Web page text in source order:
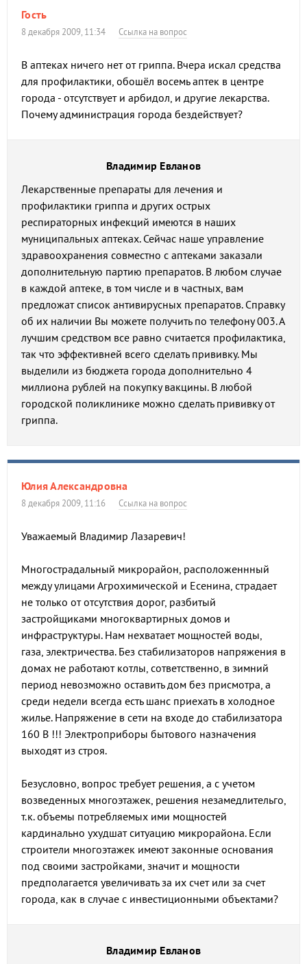
Гость
8 декабря 2009, 11:34 Ссылка на вопрос
В аптеках ничего нет от гриппа. Вчера искал средства
для профилактики, обошёл восемь аптек в центре
города - отсутствует и арбидол, и другие лекарства.
Почему администрация города бездействует?
Владимир Евланов
Лекарственные препараты для лечения и
профилактики гриппа и других острых
респираторных инфекций имеются в наших
муниципальных аптеках. Сейчас наше управление
здравоохранения совместно с аптеками заказали
дополнительную партию препаратов. В любом случае
в каждой аптеке, в том числе и в частных, вам
предложат список антивирусных препаратов. Справку
об их наличии Вы можете получить по телефону 003. А
лучшим средством все равно считается профилактика,
так что эффективней всего сделать прививку. Мы
выделили из бюджета города дополнительно 4
миллиона рублей на покупку вакцины. В любой
городской поликлинике можно сделать прививку от
гриппа.
Юлия Александровна
8 декабря 2009, 11:16 Ссылка на вопрос
Уважаемый Владимир Лазаревич!
Многострадальный микрорайон, расположеннный
между улицами Агрохимической и Есенина, страдает
не только от отсутствия дорог, разбитый
застройщиками многоквартирных домов и
инфраструктуры. Нам нехватает мощностей воды,
газа, электричества. Без стабилизаторов напряжения в
домах не работают котлы, сответственно, в зимний
период невозможно оставить дом без присмотра, а
среди недели всегда есть шанс приехать в холодное
жилье. Напряжение в сети на входе до стабилизатора
160 В !!! Электроприборы бытового назначения
выходят из строя.
Безусловно, вопрос требует решения, а с учетом
возведенных многоэтажек, решения незамедлительго,
т.к. объемы потребляемых ими мощностей
кардинально ухудшат ситуацию микрорайона. Если
строители многоэтажек имеют законные основания
под своими застройками, значит и мощности
предполагается увеличивать за их счет или за счет
города, как в случае с инвестиционными объектами?
Владимир Евланов